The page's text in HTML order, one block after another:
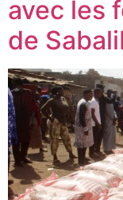
avec les
de